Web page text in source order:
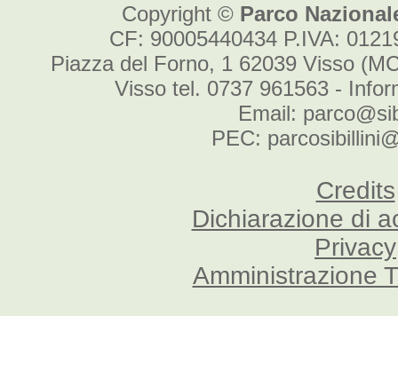
Copyright © Parco
CF: 90005440434 P.IVA:
Piazza del Forno, 1 62039 Visso
Visso tel. 0737 961563 -
Email:
PEC:
Credits
Dichiarazione di
Privacy
Amministrazione